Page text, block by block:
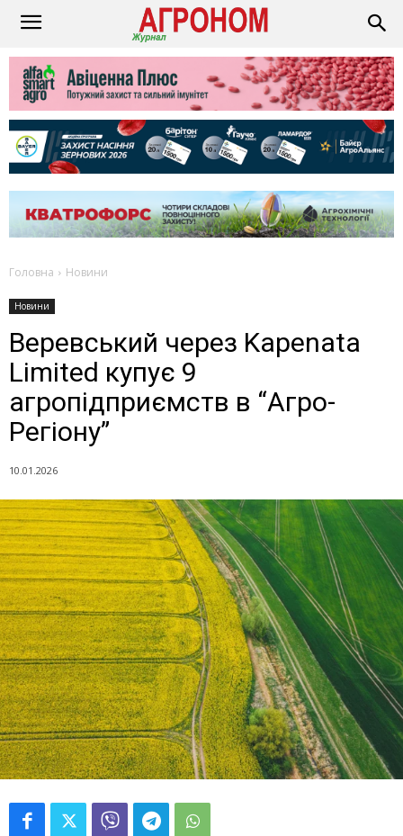
Головна Новини
Новини
Веревський через Kapenata
Limited купує 9
агропідприємств в “Агро-
Регіону”
10.01.2026